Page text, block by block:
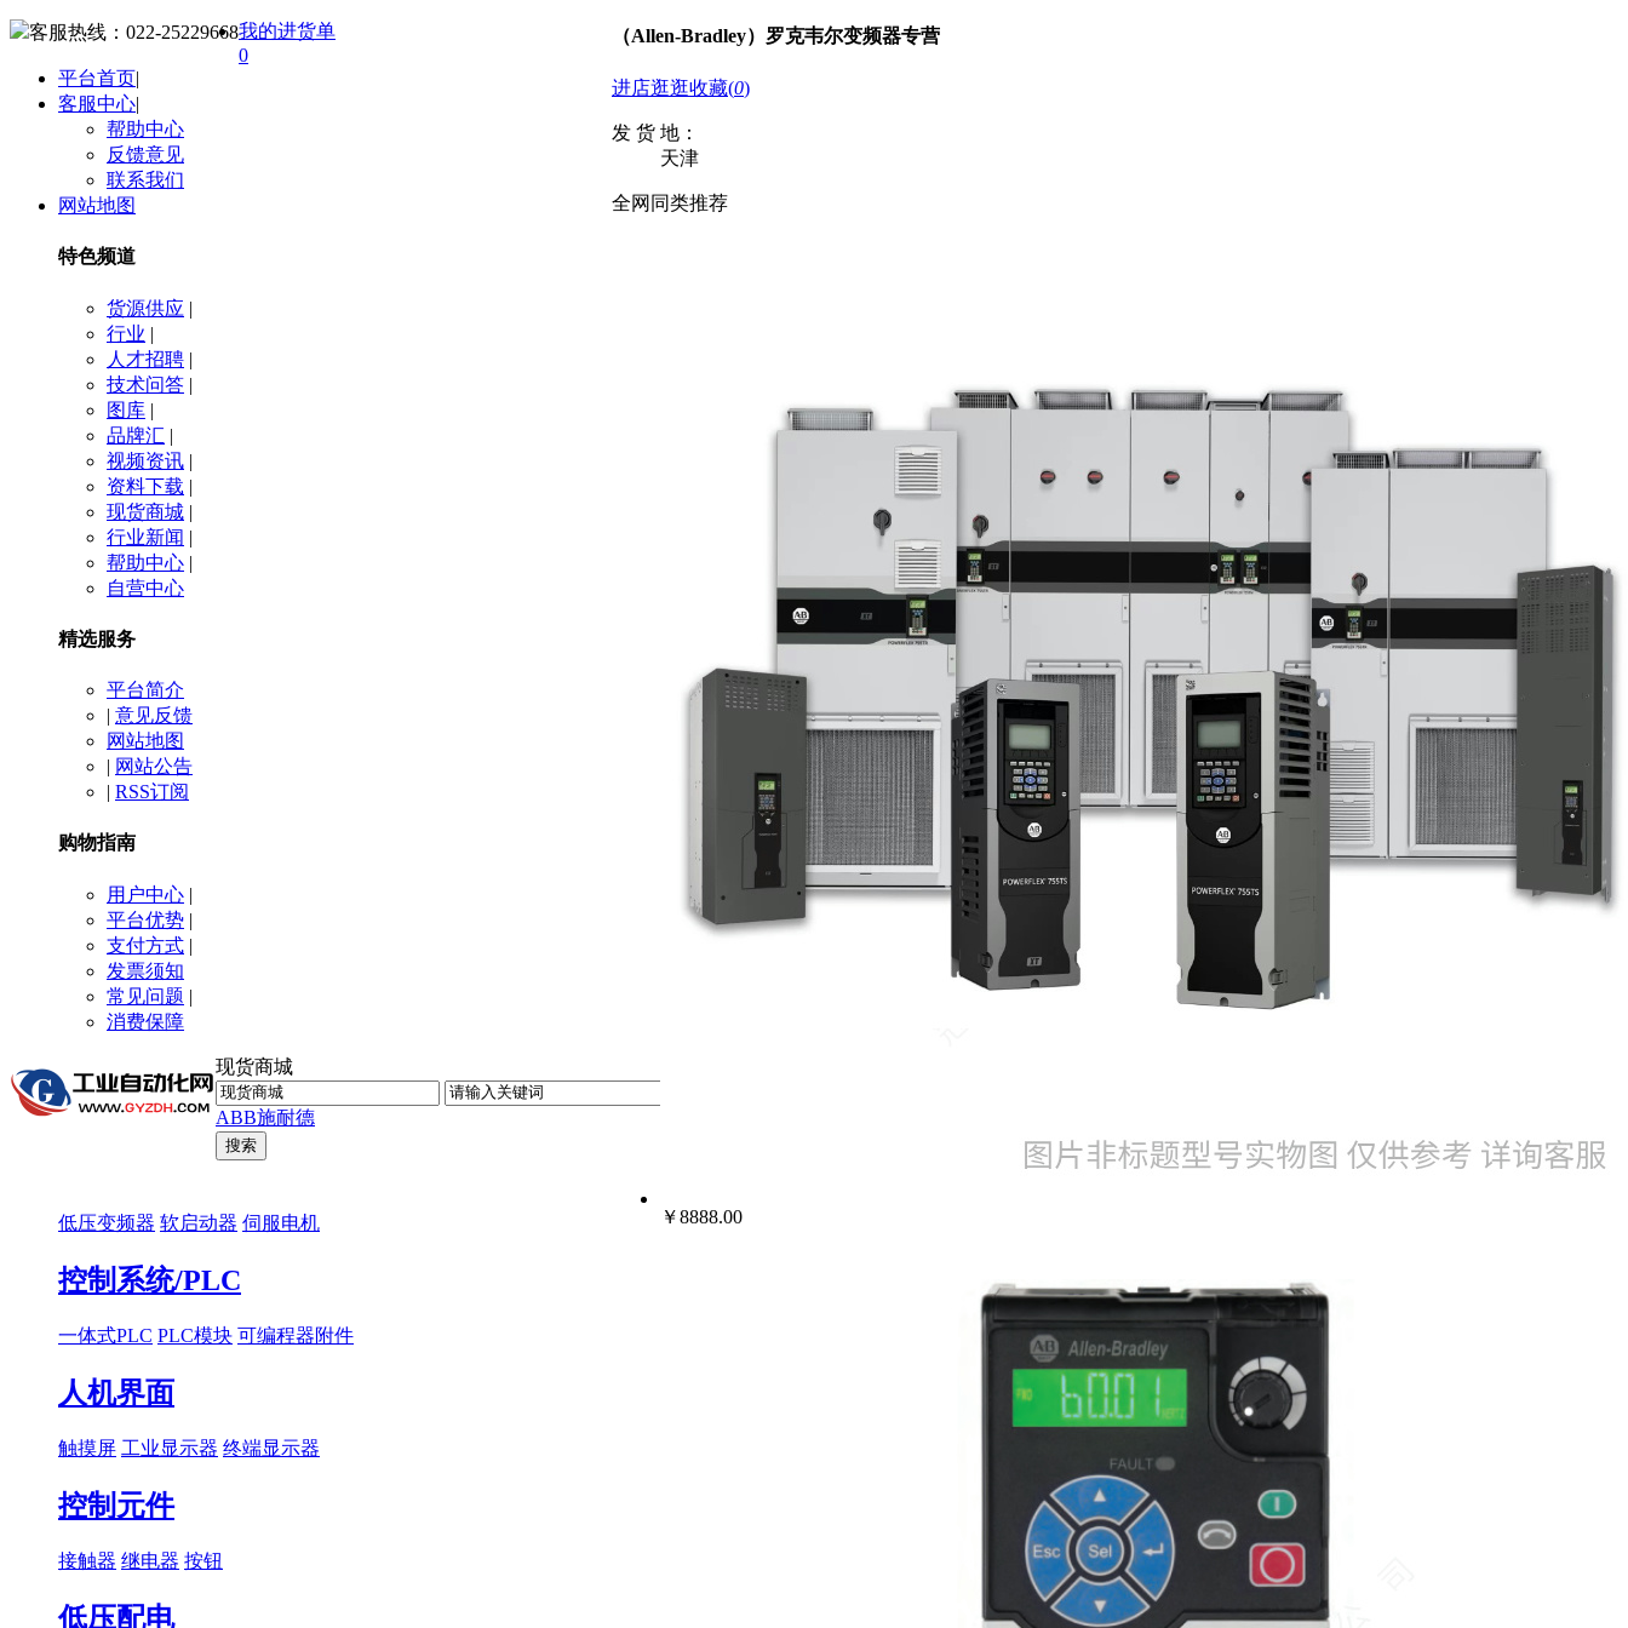
客服热线： 022-25229668我的进货单
0
平台首页|
客服中心|
帮助中心
反馈意见
联系我们
网站地图
特色频道
货源供应 |
行业 |
人才招聘 |
技术问答 |
图库 |
品牌汇 |
视频资讯 |
资料下载 |
现货商城 |
行业新闻 |
帮助中心 |
自营中心
精选服务
平台简介
| 意见反馈
网站地图
| 网站公告
| RSS订阅
购物指南
用户中心 |
平台优势 |
支付方式 |
发票须知
常见问题 |
消费保障
现货商城
ABB施耐德
低压变频器 软启动器 伺服电机
控制系统/PLC
一体式PLC PLC模块 可编程器附件
人机界面
触摸屏 工业显示器 终端显示器
控制元件
接触器 继电器 按钮
低压配电
（Allen-Bradley）罗克韦尔变频器专营
进店逛逛收藏(0)
发 货 地：
天津
全网同类推荐
￥8888.00